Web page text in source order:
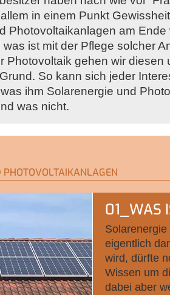
in einem Punkt
Photovoltaikanlagen am
ist mit der Pflege solcher
Photovoltaik gehen wir diesen
So kann sich jeder
ihm Solarenergie und
was nicht.
PHOTOVOLTAIKANLAGEN
01_WAS
eigentlich
wird, dürfte
Wissen um
dabei aber